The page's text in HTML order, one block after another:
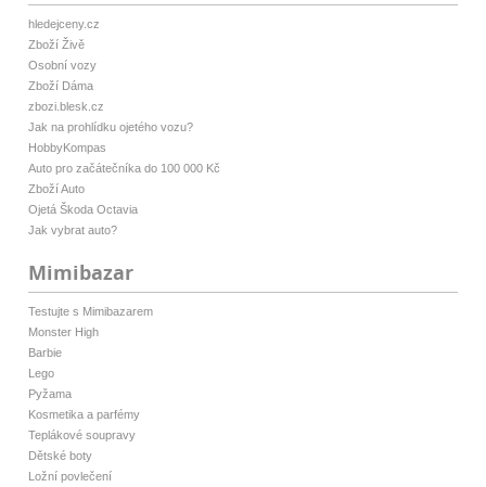
hledejceny.cz
Zboží Živě
Osobní vozy
Zboží Dáma
zbozi.blesk.cz
Jak na prohlídku ojetého vozu?
HobbyKompas
Auto pro začátečníka do 100 000 Kč
Zboží Auto
Ojetá Škoda Octavia
Jak vybrat auto?
Mimibazar
Testujte s Mimibazarem
Monster High
Barbie
Lego
Pyžama
Kosmetika a parfémy
Teplákové soupravy
Dětské boty
Ložní povlečení